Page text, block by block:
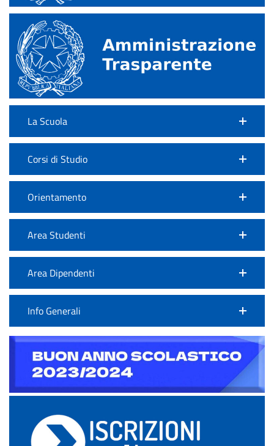
La Scuola
Corsi di Studio
Orientamento
Area Studenti
Area Dipendenti
Info Generali